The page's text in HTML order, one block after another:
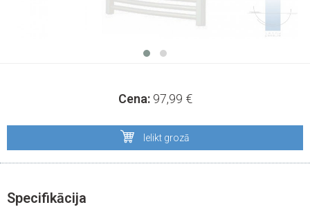
Cena: 97,99 €
Ielikt grozā
Specifikācija